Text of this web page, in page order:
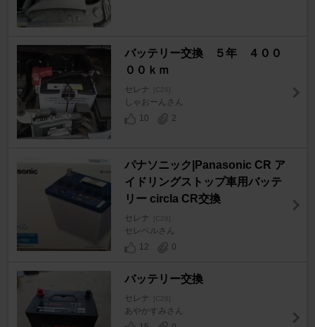
バッテリー交換 ５年 ４００
００ｋｍ
セレナ [C26]
しゃおーんさん
10
2
パナソニック|Panasonic CR ア
イドリングストップ車用バッテ
リー circla CR交換
セレナ [C26]
セレベルさん
12
0
バッテリー交換
セレナ [C26]
あやかすみさん